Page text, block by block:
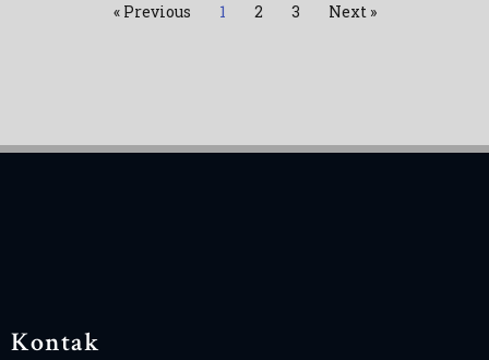
« Previous 1 2 3 Next »
Kontak